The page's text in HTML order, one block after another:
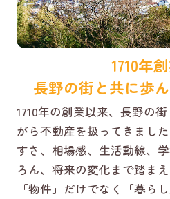
1710年
長野の街と共に歩
1710年の創業以来、長野の
がら不動産を扱ってきまし
すさ、相場感、生活動線、
ろん、将来の変化まで踏ま
「物件」だけでなく「暮ら